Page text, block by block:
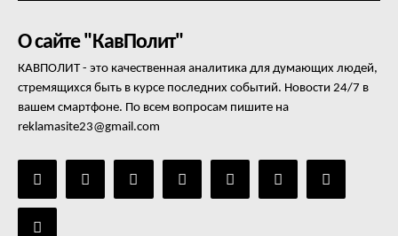
О сайте "КавПолит"
КАВПОЛИТ - это качественная аналитика для думающих людей,
стремящихся быть в курсе последних событий. Новости 24/7 в
вашем смартфоне. По всем вопросам пишите на
reklamasite23@gmail.com